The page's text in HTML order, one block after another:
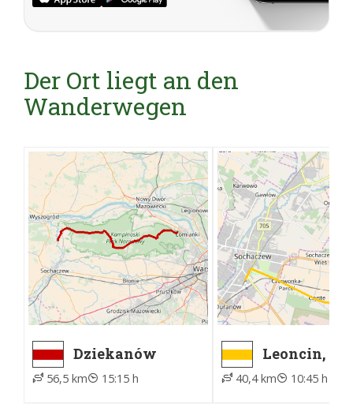
Der Ort liegt an den
Wanderwegen
Dziekanów
Brochów, kościół
56,5 km 15:15 h
Leoncin,
przystanek
Truskaw,
40,4 km 10:45 h